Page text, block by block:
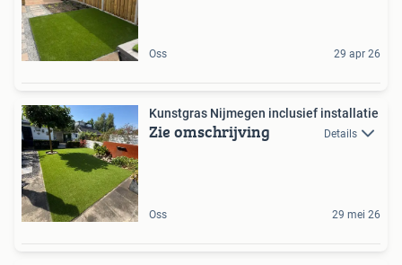
Oss 29 apr 26
Kunstgras Nijmegen inclusief installatie
Zie omschrijving Details
Oss 29 mei 26